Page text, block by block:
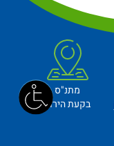
מתנ"ס
בקעת הירדן